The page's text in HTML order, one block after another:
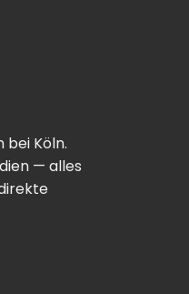
bei Köln.
— alles